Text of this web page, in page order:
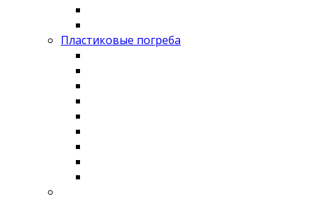
Пластиковые погреба